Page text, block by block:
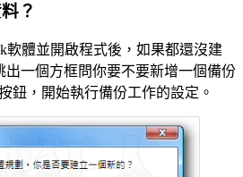
？
軟體並開啟程式後，如果都還沒建
出一個方框問你要不要新增一個備份
鈕，開始執行備份工作的設定。